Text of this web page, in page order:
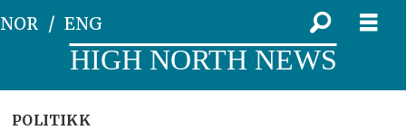
NOR ENG
HIGH NORTH NEWS
POLITIKK